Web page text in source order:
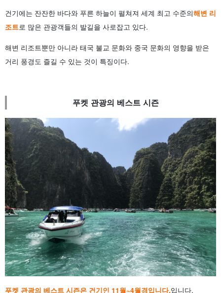
건기에는 잔잔한 바다와 푸른 하늘이 펼쳐져 세계 최고 수준의해변 리
조트로 많은 관광객들의 발길을 사로잡고 있다.
해변 리조트뿐만 아니라 태국 불교 문화와 중국 문화의 영향을 받은
거리 풍경도 즐길 수 있는 것이 특징이다.
푸켓 관광의 베스트 시즌
푸켓 관광의 베스트 시즌은 건기인 11월~4월경입니다.입니다.